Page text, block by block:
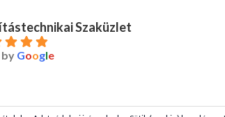
Szaküzlet
Google